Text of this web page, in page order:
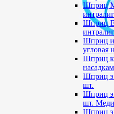
Шприц
Шприц
Шприц
угловая
Шприц
Шприц
шт.
Шприц
шт.
Шприц